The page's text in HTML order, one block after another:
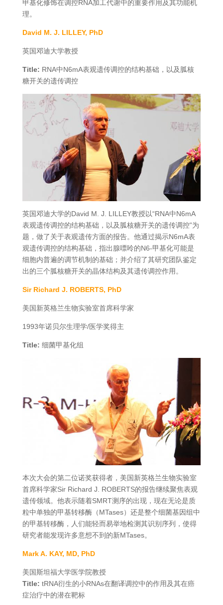
甲基化修饰在调控RNA加工代谢中的重要作用及其功能机
理。
David M. J. LILLEY, PhD
英国邓迪大学教授
Title: RNA中N6mA表观遗传调控的结构基础，以及胍核
糖开关的遗传调控
英国邓迪大学的David M. J. LILLEY教授以“RNA中N6mA
表观遗传调控的结构基础，以及胍核糖开关的遗传调控”为
题，做了关于表观遗传方面的报告。他通过揭示N6mA表
观遗传调控的结构基础，指出腺嘌呤的N6-甲基化可能是
细胞内普遍的调节机制的基础；并介绍了其研究团队鉴定
出的三个胍核糖开关的晶体结构及其遗传调控作用。
Sir Richard J. ROBERTS, PhD
美国新英格兰生物实验室首席科学家
1993年诺贝尔生理学/医学奖得主
Title: 细菌甲基化组
本次大会的第二位诺奖获得者，美国新英格兰生物实验室
首席科学家Sir Richard J. ROBERTS的报告继续聚焦表观
遗传领域。他表示随着SMRT测序的出现，现在无论是质
粒中单独的甲基转移酶（MTases）还是整个细菌基因组中
的甲基转移酶，人们能轻而易举地检测其识别序列，使得
研究者能发现许多意想不到的新MTases。
Mark A. KAY, MD, PhD
美国斯坦福大学医学院教授
Title: tRNA衍生的小RNAs在翻译调控中的作用及其在癌
症治疗中的潜在靶标